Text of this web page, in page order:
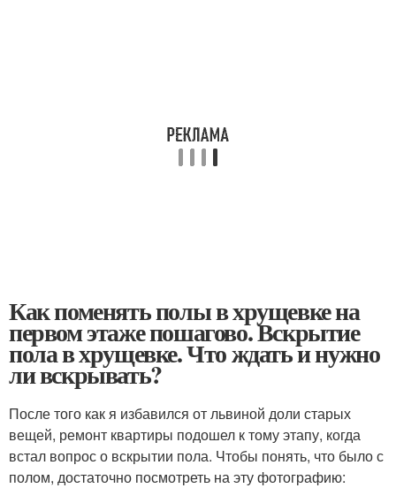
Как поменять полы в хрущевке на
первом этаже пошагово. Вскрытие
пола в хрущевке. Что ждать и нужно
ли вскрывать?
После того как я избавился от львиной доли старых
вещей, ремонт квартиры подошел к тому этапу, когда
встал вопрос о вскрытии пола. Чтобы понять, что было с
полом, достаточно посмотреть на эту фотографию: